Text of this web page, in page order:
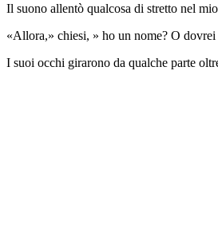
Il suono allentò qualcosa di stretto nel
«Allora,» chiesi, » ho un nome? O
I suoi occhi girarono da qualche parte